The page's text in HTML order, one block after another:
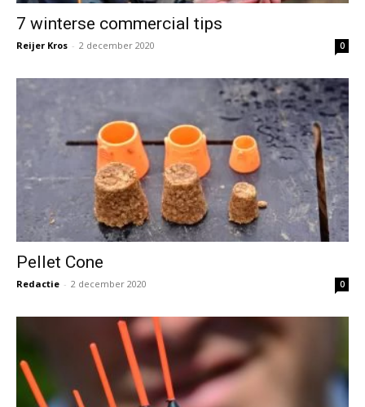
7 winterse commercial tips
Reijer Kros - 2 december 2020 0
Pellet Cone
Redactie - 2 december 2020 0